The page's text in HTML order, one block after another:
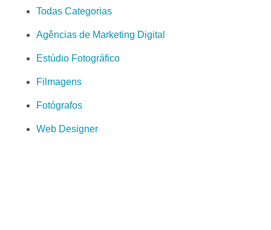
Todas Categorias
Agências de Marketing Digital
Estúdio Fotográfico
Filmagens
Fotógrafos
Web Designer